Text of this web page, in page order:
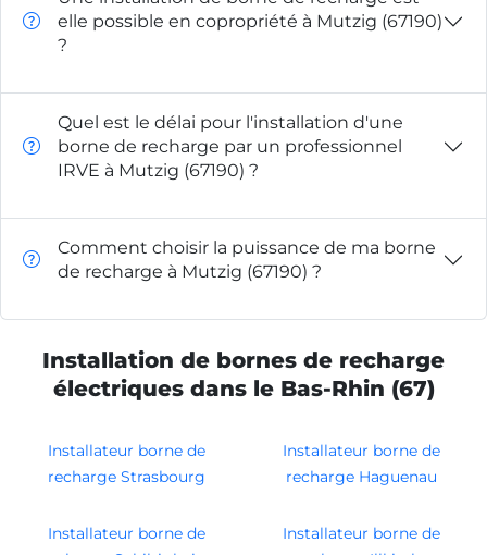
elle possible en copropriété à Mutzig (67190)
?
Quel est le délai pour l'installation d'une
borne de recharge par un professionnel
IRVE à Mutzig (67190) ?
Comment choisir la puissance de ma borne
de recharge à Mutzig (67190) ?
Installation de bornes de recharge
électriques dans le Bas-Rhin (67)
Installateur borne de
recharge Strasbourg
Installateur borne de
recharge Haguenau
Installateur borne de
Installateur borne de